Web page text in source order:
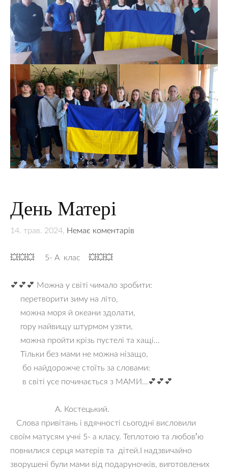
День Матері
14. трав. 2024, Немає коментарів
💥💥💥 5- А клас 💥💥💥
💕💕💕 Можна у світі чимало зробити:
перетворити зиму на літо,
можна моря й океани здолати,
гору найвищу штурмом узяти,
можна пройти крізь пустелі та хащі…
Тільки без мами не можна нізащо,
бо найдорожче стоїть за словами:
в світі усе починається з МАМИ…💕💕💕
А. Костецький.
Слова привітань і вдячності сьогодні висловили
своїм матусям учні 5- а класу. Теплотою та любовʼю
повнилися серця матерів та дітей.І надзвичайно
зворушені були мами від подаруночків, виготовлених